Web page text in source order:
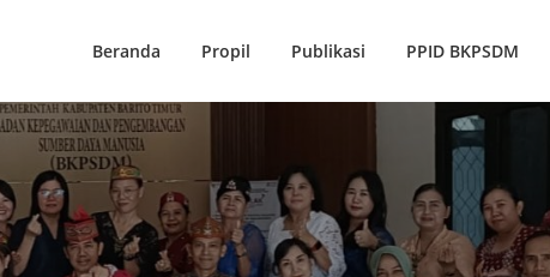
Beranda Propil Publikasi PPID BKPSDM